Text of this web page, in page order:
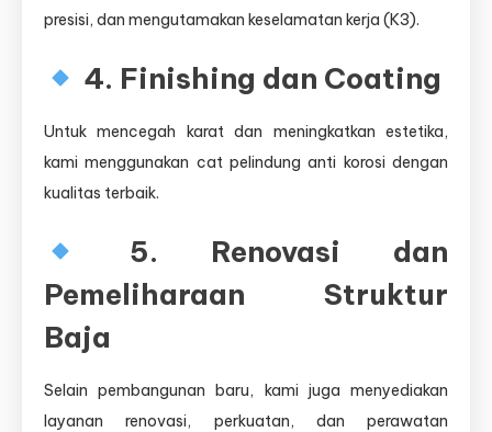
presisi, dan mengutamakan keselamatan kerja (K3).
4. Finishing dan Coating
Untuk mencegah karat dan meningkatkan estetika,
kami menggunakan cat pelindung anti korosi dengan
kualitas terbaik.
5. Renovasi dan
Pemeliharaan Struktur
Baja
Selain pembangunan baru, kami juga menyediakan
layanan renovasi, perkuatan, dan perawatan